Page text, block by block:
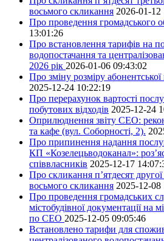
восьмого скликання 2026-01-12
Про проведення громадського
13:01:26
Про встановлення тарифів на
водопостачання та
2026 рік 2026-01-06 09:43:02
Про зміну розміру
2025-12-24 10:22:19
Про перерахунок вартості
побутових відходів 2025-12-24
Оприлюднення звіту СЕО:
та кафе (вул. Соборності, 2).
Про припинення надання
КП «Козелецьводоканал»:
співвласників 2025-12-17
Про скликання п’ятдесят другої
восьмого скликання 2025-12-08
Про проведення громадських
містобудівної документації на
по СЕО 2025-12-05 09:05:46
Встановлено тарифи для